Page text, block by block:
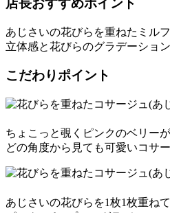
店長おすすめポイント
あじさいの花びらを重ねたミル
立体感と花びらのグラデーショ
こだわりポイント
ちょこっと覗くピンクのベリーが
どの角度から見ても可愛いコサー
あじさいの花びらを1枚1枚重ね